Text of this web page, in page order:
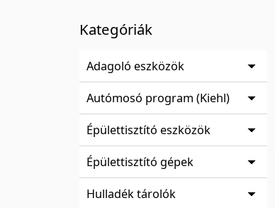
Kategóriák
Adagoló eszközök
Autómosó program (Kiehl)
Épülettisztító eszközök
Épülettisztító gépek
Hulladék tárolók